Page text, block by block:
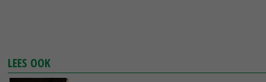
LEES OOK